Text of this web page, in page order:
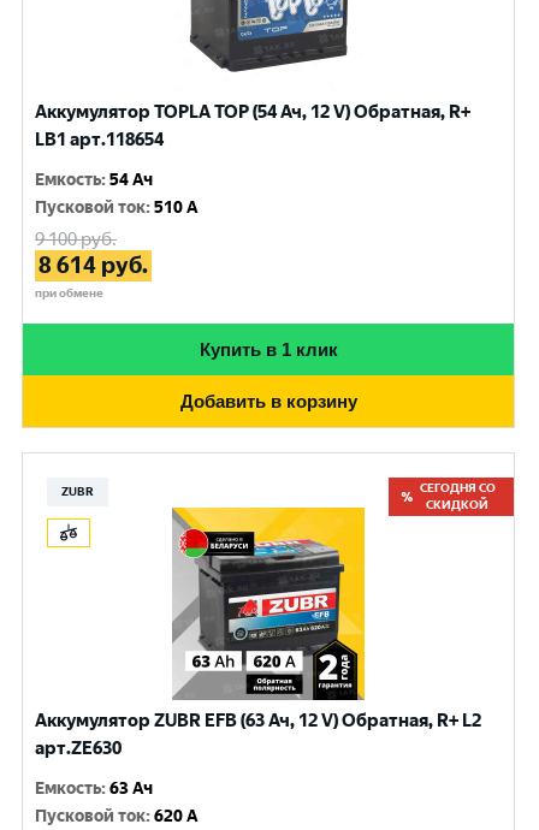
Аккумулятор TOPLA TOP (54 Ач, 12 V) Обратная, R+
LB1 арт.118654
Емкость:54 Ач
Пусковой ток:510 A
9 100руб.
8 614 руб.
при обмене
Купить в 1 клик
Добавить в корзину
ZUBR
СЕГОДНЯ СО
СКИДКОЙ
Аккумулятор ZUBR EFB (63 Ач, 12 V) Обратная, R+ L2
арт.ZE630
Емкость:63 Ач
Пусковой ток:620 A